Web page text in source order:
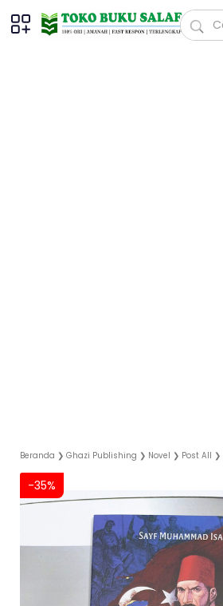
Beranda ❯ Ghazi Publishing ❯ Novel ❯ Post All ❯
-35%